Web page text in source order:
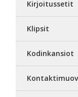
Kirjoitussetit
Klipsit
Kodinkansiot